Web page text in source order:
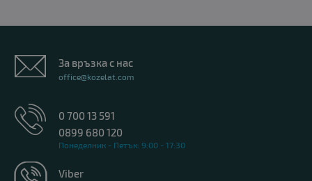
За връзка с нас
office@kozelat.com
0 700 13 591
0899 680 120
Понеделник - Петък: 9:00 - 17:30
Viber